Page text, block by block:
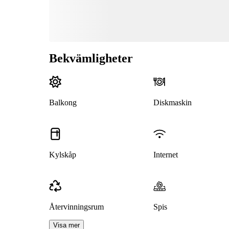
Bekvämligheter
Balkong Diskmaskin
Kylskåp Internet
Återvinningsrum Spis
Visa mer